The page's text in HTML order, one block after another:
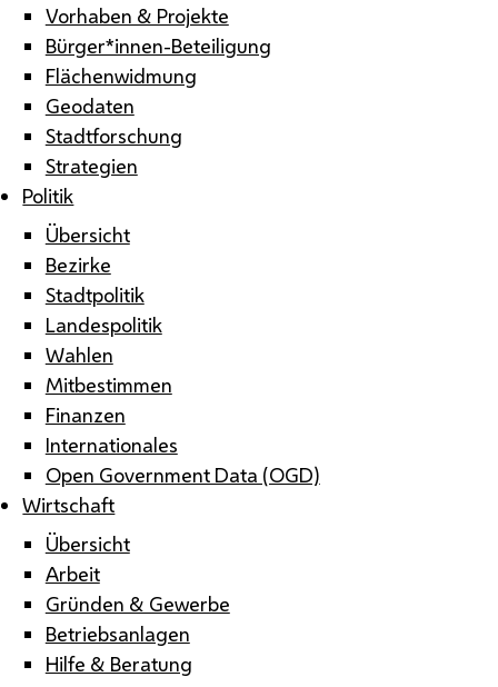
Vorhaben & Projekte
Bürger*innen-Beteiligung
Flächenwidmung
Geodaten
Stadtforschung
Strategien
Politik
Übersicht
Bezirke
Stadtpolitik
Landespolitik
Wahlen
Mitbestimmen
Finanzen
Internationales
Open Government Data (OGD)
Wirtschaft
Übersicht
Arbeit
Gründen & Gewerbe
Betriebsanlagen
Hilfe & Beratung